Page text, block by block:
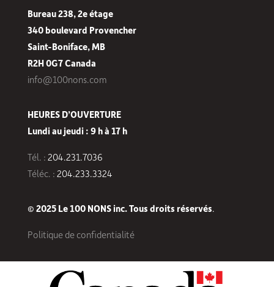
Bureau 238, 2e étage
340 boulevard Provencher
Saint-Boniface, MB
R2H 0G7 Canada
info@100nons.com
HEURES D’OUVERTURE
Lundi au jeudi : 9 h à 17 h
Tél. : 204.231.7036
Téléc. : 204.233.3324
© 2025 Le 100 NONS inc. Tous droits réservés.
Politique de confidentialité